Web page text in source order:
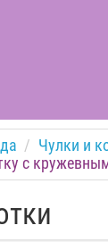
Чулки и
с